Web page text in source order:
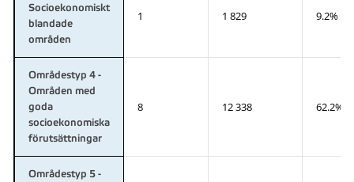
Socioekonomiskt
blandade
områden
1 1 829 9.2%
Områdestyp 4 -
Områden med
goda
socioekonomiska
förutsättningar
8 12 338 62.2%
Områdestyp 5 -